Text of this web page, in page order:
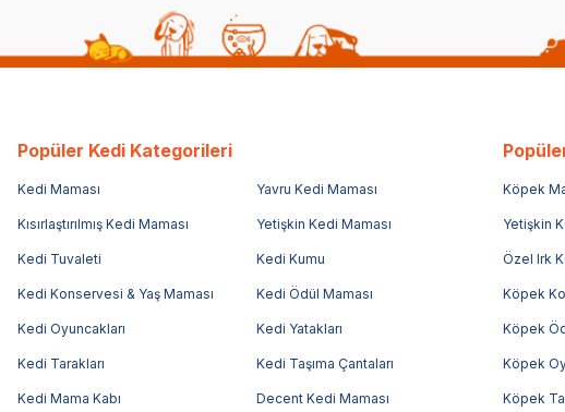
Popüler Kedi Kategorileri
Kedi Maması Yavru Kedi Maması
Kısırlaştırılmış Kedi Maması Yetişkin Kedi Maması
Kedi Tuvaleti Kedi Kumu
Kedi Konservesi & Yaş Maması Kedi Ödül Maması
Kedi Oyuncakları Kedi Yatakları
Kedi Tarakları Kedi Taşıma Çantaları
Kedi Mama Kabı Decent Kedi Maması
Köpek
Yetişkin
Özel Irk
Köpek
Köpek
Köpek
Köpek